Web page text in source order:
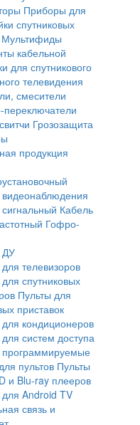
Приборы для
спутниковых
Мультифиды
кабельной
для спутникового
телевидения
смесители
переключатели
Грозозащита
продукция
видеонаблюдения
Кабель
Гофро-
ДУ
телевизоров
спутниковых
Пульты для
приставок
кондиционеров
систем доступа
программируемые
пультов Пульты
и Blu-ray плееров
Android TV
связь и